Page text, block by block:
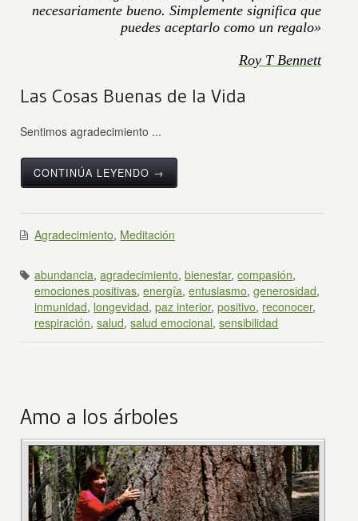
necesariamente bueno. Simplemente significa que
puedes aceptarlo como un regalo»
Roy T Bennett
Las Cosas Buenas de la Vida
Sentimos agradecimiento ...
CONTINÚA LEYENDO →
Agradecimiento, Meditación
abundancia,agradecimiento,bienestar,compasión,
emociones positivas,energía,entusiasmo,generosidad,
inmunidad, longevidad,paz interior,positivo, reconocer,
respiración,salud,salud emocional,sensibilidad
Amo a los árboles